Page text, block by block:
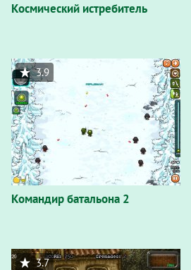
Космический истребитель
Командир батальона 2
3.9
3.7